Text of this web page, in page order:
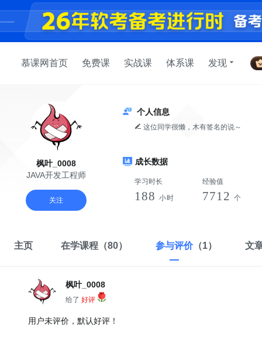
慕课网首页 免费课 实战课 体系课 发现
枫叶_0008
JAVA开发工程师
关注
个人信息
这位同学很懒，木有签名的说～
成长数据
学习时长
188 小时
经验值
7712 个
主页 在学课程 （80） 参与评价（1） 文
枫叶_0008
给了 好评
用户未评价，默认好评！